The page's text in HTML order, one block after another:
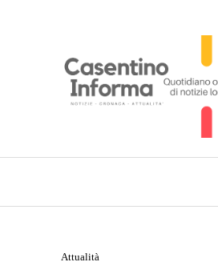
Attualità